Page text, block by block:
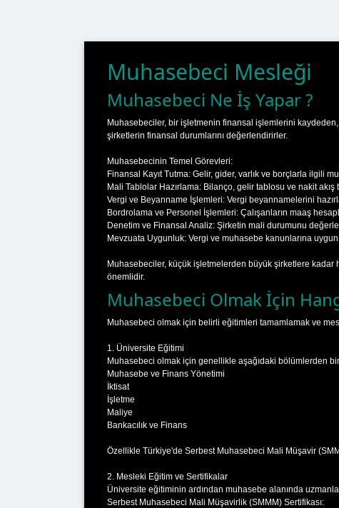
Muhasebeci Mesleği
Muhasebeci Ne İş Yapar ?
Muhasebeciler, bir işletmenin finansal işlemlerini
şirketlerin finansal durumlarını değerlendirirler.
Muhasebecinin Temel Görevleri:
Finansal Kayıt Tutma: Gelir, gider, varlık ve borçlarla ilgili
Mali Tablolar Hazırlama: Bilanço, gelir tablosu ve nakit akış
Vergi ve Beyanname İşlemleri: Vergi beyannamelerini
Bordrolama ve Personel İşlemleri: Çalışanların maaş
Denetim ve Finansal Analiz: Şirketin mali durumunu
Mevzuata Uygunluk: Vergi ve muhasebe kanunlarına
Muhasebeciler, küçük işletmelerden büyük şirketlere
önemlidir.
Muhasebeci Olmak İçin
Muhasebeci olmak için belirli eğitimleri tamamlamak ve
1. Üniversite Eğitimi
Muhasebeci olmak için genellikle aşağıdaki bölümlerden
Muhasebe ve Finans Yönetimi
İktisat
İşletme
Maliye
Bankacılık ve Finans
Özellikle Türkiye'de Serbest Muhasebeci Mali Müşavir
2. Mesleki Eğitim ve Sertifikalar
Üniversite eğitiminin ardından muhasebe alanında
Serbest Muhasebeci Mali Müşavirlik (SMMM) Sertifikası: